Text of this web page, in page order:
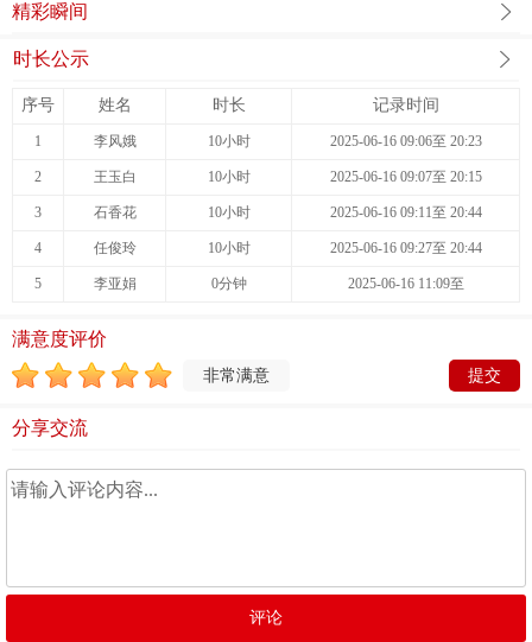
精彩瞬间
时长公示
序号 姓名 时长 记录时间
1 李风娥 10小时 2025-06-16 09:06至 20:23
2 王玉白 10小时 2025-06-16 09:07至 20:15
3 石香花 10小时 2025-06-16 09:11至 20:44
4 任俊玲 10小时 2025-06-16 09:27至 20:44
5 李亚娟 0分钟 2025-06-16 11:09至
满意度评价
非常满意
分享交流